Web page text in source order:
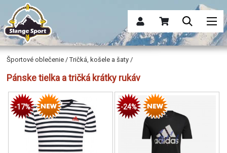
Športové oblečenie / Tričká, košele a šaty /
Pánske tielka a tričká krátky rukáv
-17% -24%